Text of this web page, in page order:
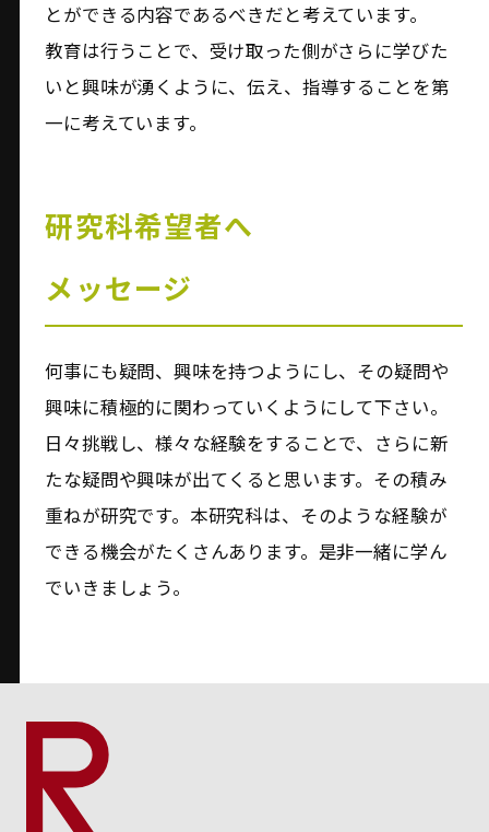
とができる内容であるべきだと考えています。
教育は行うことで、受け取った側がさらに学びた
いと興味が湧くように、伝え、指導することを第
一に考えています。
研究科希望者へ
メッセージ
何事にも疑問、興味を持つようにし、その疑問や
興味に積極的に関わっていくようにして下さい。
日々挑戦し、様々な経験をすることで、さらに新
たな疑問や興味が出てくると思います。その積み
重ねが研究です。本研究科は、そのような経験が
できる機会がたくさんあります。是非一緒に学ん
でいきましょう。